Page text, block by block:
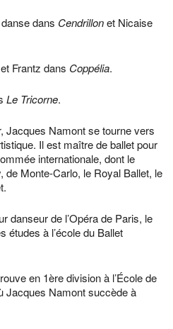
dans Cendrillonet Nicaise
Frantz dans Coppélia.
Le Tricorne.
Jacques Namont se tourne vers
Il est maître de ballet pour
internationale, dont le
de Monte-Carlo, le Royal Ballet, le
danseur de l’Opéra de Paris, le
études à l’école du Ballet
en 1ère division à l’École de
Jacques Namont succède à